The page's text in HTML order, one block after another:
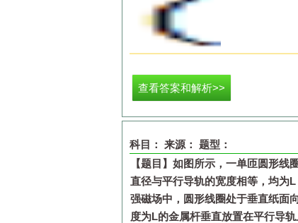
A.在x2和x4处电势能相等
B.由x1运动到x3的过程中电势能增大
C.由x1运动到x4的过程中电场力先
查看答案和解析>>
科目： 来源： 题型：
【题目】 如图所示，一单匝圆形线
直径与平行导轨的宽度相等，均为L
强磁场中，圆形线圈处于垂直纸面
度为L的金属杆垂直放置在平行导